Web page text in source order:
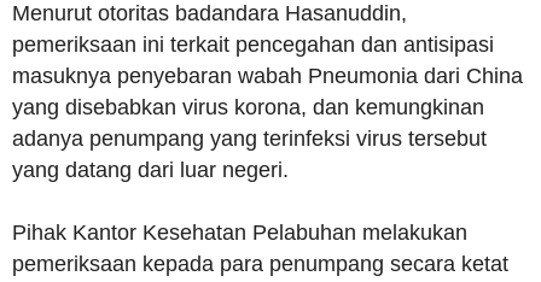
Menurut otoritas badandara Hasanuddin,
pemeriksaan ini terkait pencegahan dan antisipasi
masuknya penyebaran wabah Pneumonia dari China
yang disebabkan virus korona, dan kemungkinan
adanya penumpang yang terinfeksi virus tersebut
yang datang dari luar negeri.
Pihak Kantor Kesehatan Pelabuhan melakukan
pemeriksaan kepada para penumpang secara ketat